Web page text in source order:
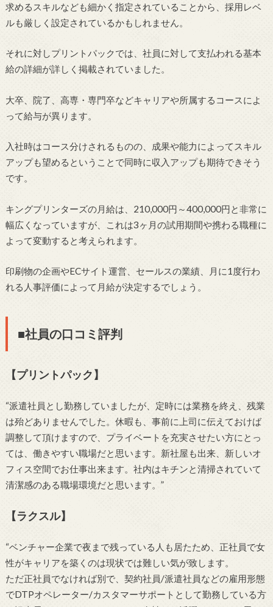
求めるスキルなども細かく指定されていることから、採用レベ
ルも厳しく設定されているかもしれません。
それに対しプリントパックでは、社員に対して支払われる基本
給の詳細が詳しく掲載されていました。
大卒、院了、高専・専門卒などキャリアや所属するコースによ
って給与が異ります。
入社時はコース分けされるものの、成果や能力によってスキル
アップも望めるということで同時に収入アップも期待できそう
です。
キングプリンターズの月給は、210,000円～400,000円と非常に
幅広くなっていますが、これは3ヶ月の試用期間や携わる職種に
よって変動すると考えられます。
印刷物の企画やECサイト運営、セールスの業績、月に1度行わ
れる人事評価によって月給が決定するでしょう。
■社員の口コミ評判
【プリントパック】
“派遣社員とし勤務していましたが、定時には業務を終え、残業
は殆どありませんでした。休暇も、事前に上司に伝えておけば
調整して頂けますので、プライベートを充実させたい方にとっ
ては、働きやすい職場だと思います。新社屋も出来、新しいオ
フィス空間でお仕事出来ます。社内はキチンと清掃されていて
清潔感のある職場環境だと思います。”
【ラクスル】
“ベンチャー企業で夜まで残っている人も居たため、正社員で女
性がキャリアを築くのは現状では難しい気が致します。
ただ正社員でなければ別で、契約社員/派遣社員などの雇用形態
でDTPオペレーター/カスタマーサポートとして勤務している方